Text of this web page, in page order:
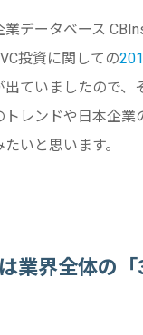
業データベース
投資に関しての
出ていましたので、
トレンドや日本企業
いと思います。
業界全体の「